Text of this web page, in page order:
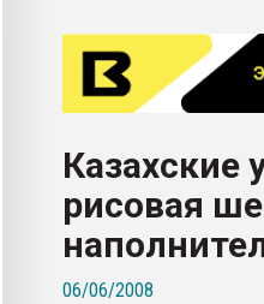
28.07.2026 Автоматизация выходит
первый план в переработке
пластмасс
ситуацией на строительном рынке
Всё, что касается выдува ПЭТ
бутылок
ПЕРЕЙТИ НА ФОРУМ
Казахские
рисовая
06/06/2008